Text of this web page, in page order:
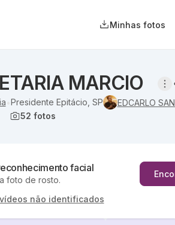
Minhas fotos
MARCIO
Presidente Epitácio, SP
EDCARLO
52 fotos
facial
foto de rosto.
não identificados